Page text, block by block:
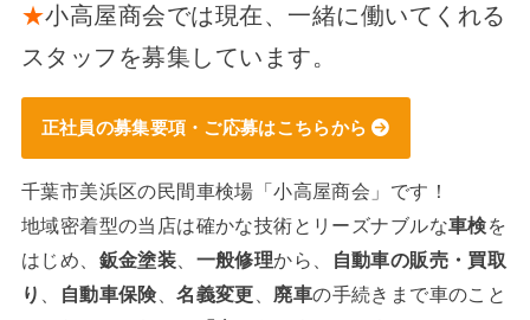
★小高屋商会では現在、一緒に働いてくれる
スタッフを募集しています。
正社員の募集要項・ご応募はこちらから
千葉市美浜区の民間車検場「小高屋商会」です！
地域密着型の当店は確かな技術とリーズナブルな車検を
はじめ、 鈑金塗装 一般修理から、
自動車の販売・買取
り
自動車保険、名義変更 廃車の手続きまで車のこと